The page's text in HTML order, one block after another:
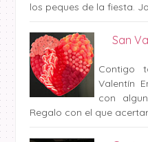
los peques de la fiesta.
San
Contigo
Valentín
con
Regalo con el que